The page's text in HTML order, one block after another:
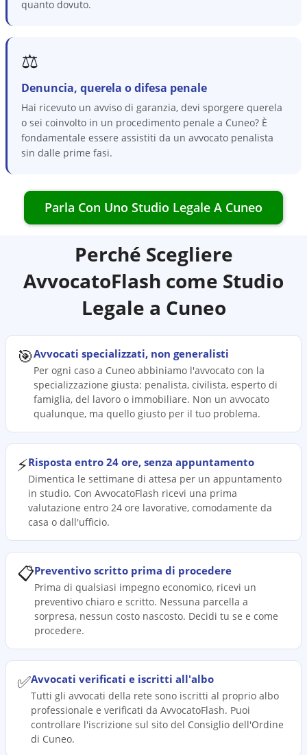
quanto dovuto.
⚖️
Denuncia, querela o difesa penale
Hai ricevuto un avviso di garanzia, devi sporgere querela
o sei coinvolto in un procedimento penale a Cuneo? È
fondamentale essere assistiti da un avvocato penalista
sin dalle prime fasi.
Parla Con Uno Studio Legale A Cuneo
Perché Scegliere
AvvocatoFlash come Studio
Legale a Cuneo
🎯Avvocati specializzati, non generalisti
Per ogni caso a Cuneo abbiniamo l'avvocato con la
specializzazione giusta: penalista, civilista, esperto di
famiglia, del lavoro o immobiliare. Non un avvocato
qualunque, ma quello giusto per il tuo problema.
⚡Risposta entro 24 ore, senza appuntamento
Dimentica le settimane di attesa per un appuntamento
in studio. Con AvvocatoFlash ricevi una prima
valutazione entro 24 ore lavorative, comodamente da
casa o dall'ufficio.
📋Preventivo scritto prima di procedere
Prima di qualsiasi impegno economico, ricevi un
preventivo chiaro e scritto. Nessuna parcella a
sorpresa, nessun costo nascosto. Decidi tu se e come
procedere.
✅Avvocati verificati e iscritti all'albo
Tutti gli avvocati della rete sono iscritti al proprio albo
professionale e verificati da AvvocatoFlash. Puoi
controllare l'iscrizione sul sito del Consiglio dell'Ordine
di Cuneo.